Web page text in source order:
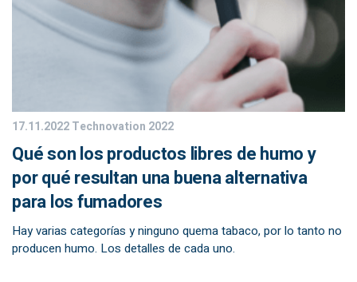
17.11.2022Technovation 2022
Qué son los productos libres de humo y
por qué resultan una buena alternativa
para los fumadores
Hay varias categorías y ninguno quema tabaco, por lo tanto no
producen humo. Los detalles de cada uno.